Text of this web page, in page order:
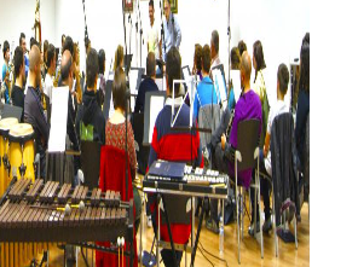
Banda Jove
Fes-te soci
Blog
Contacte